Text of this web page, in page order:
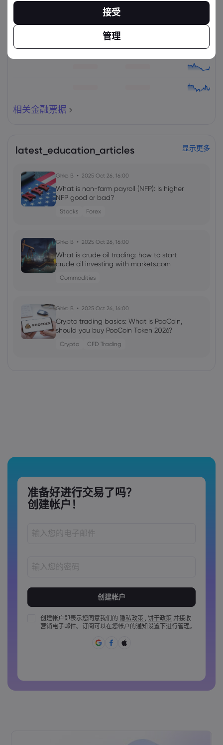
相关金融票据
latest_education_articles 显示更多
Ghko B 2025 Oct 26, 16:00
What is non-farm payroll (NFP): Is higher
NFP good or bad?
Stocks Forex
Ghko B 2025 Oct 26, 16:00
What is crude oil trading: how to start
crude oil investing with markets.com
Commodities
Ghko B 2025 Oct 26, 16:00
Crypto trading basics: What is PooCoin,
should you buy PooCoin Token 2026?
Crypto CFD Trading
准备好进行交易了吗？
创建帐户！
密码必须至少包含 1 个大写字母
密码必须至少包含 1 个小写字母
密码必须包含 ~!@#£%^&amp;*()_-+=:;&lt;&gt;{,[]?,.
创建帐户即表示您同意我们的 隐私政策 , 饼干政策 并接收
营销电子邮件。订阅可以在您帐户的通知设置下进行管理。
接受
管理